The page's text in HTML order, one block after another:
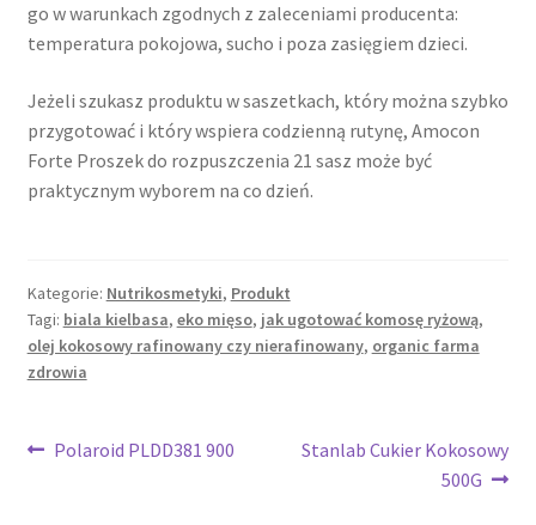
go w warunkach zgodnych z zaleceniami producenta:
temperatura pokojowa, sucho i poza zasięgiem dzieci.
Jeżeli szukasz produktu w saszetkach, który można szybko
przygotować i który wspiera codzienną rutynę, Amocon
Forte Proszek do rozpuszczenia 21 sasz może być
praktycznym wyborem na co dzień.
Kategorie: Nutrikosmetyki, Produkt
Tagi: biala kielbasa, eko mięso, jak ugotować komosę ryżową,
olej kokosowy rafinowany czy nierafinowany, organic farma
zdrowia
Nawigacja
Poprzedni
Polaroid PLDD381 900
Następny
Stanlab Cukier Kokosowy
500G